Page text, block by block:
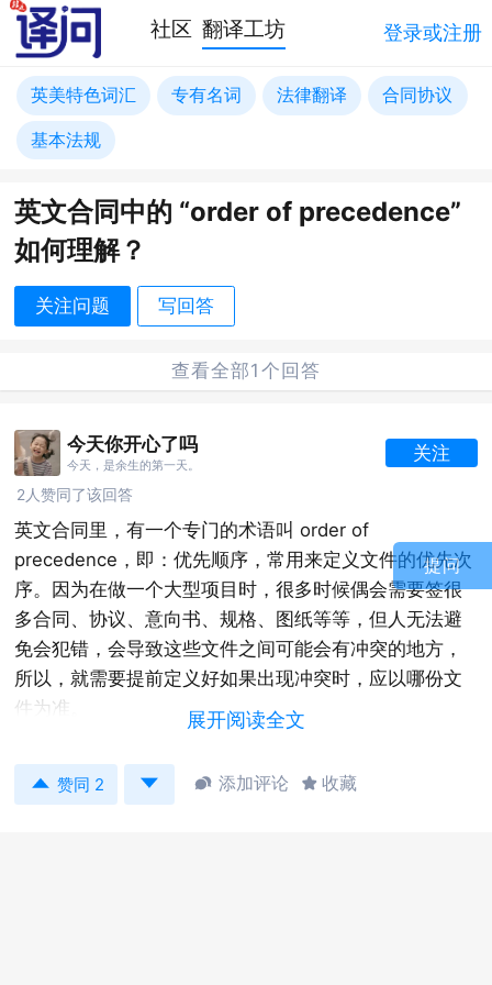
提问
社区 翻译工坊 登录或注册
英美特色词汇 专有名词 法律翻译 合同协议
基本法规
英文合同中的 “order of precedence”
如何理解？
关注问题 写回答
查看全部1个回答
今天你开心了吗
今天，是余生的第一天。
关注
2人赞同了该回答
英文合同里，有一个专门的术语叫 order of
precedence，即：优先顺序，常用来定义文件的优先次
序。因为在做一个大型项目时，很多时候偶会需要签很
多合同、协议、意向书、规格、图纸等等，但人无法避
免会犯错，会导致这些文件之间可能会有冲突的地方，
所以，就需要提前定义好如果出现冲突时，应以哪份文
件为准。
如：
展开阅读全文
 赞同 2   添加评论  收藏